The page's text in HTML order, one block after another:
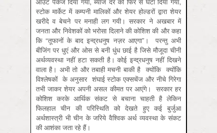
स्टोक मार्केट में कम्पनी मालिकों और शेयर होल्डरों द्वारा शेयर
खरीदे व बेचने पर मनाही लग गयी। सरकार ने अखबार में
जनता और निवेशकों को भरोसा दिलाने की कोशिश की और कहा
कि “तूफानों के बाद इन्द्रधनुष नज़र आएगा”। परन्तु अभी
बीजिंग पर धुएं और ओस से बनी धुंध छाई है जिसे मौजूदा चीनी
अर्थव्यवस्था नहीं हटा सकती है। कोई इन्द्रधनुष नहीं दिखने
वाला है। अभी तो और तबाही मचनी बाकी है क्योंकि क्योंकि
विश्लेषकों के अनुसार शंघाई स्टोक एक्सचेंज और नीचे गिरेगा
तभी जाकर शेयर अपनी असल कीमत पर आएंगे। सरकार हर
कोशिश करके आर्थिक संकट से बचाना चाहती है लेकिन
फिलहाल चीन की परिस्थिति को देखते हुए कई बुर्जुआ
अर्थशास्त्री भी चीन के जरिये वैश्विक अर्थ व्यवस्था के संकट
की आशंका जता रहे हैं।